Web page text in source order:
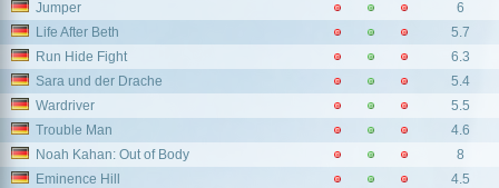
Jumper
6
Life After Beth
5.7
Run Hide Fight
6.3
Sara und der Drache
5.4
Wardriver
5.5
Trouble Man
4.6
Noah Kahan: Out of Body
8
Eminence Hill
4.5